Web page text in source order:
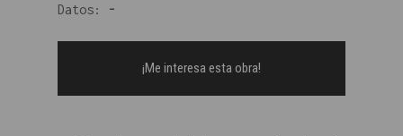
Datos:
-
¡Me interesa esta obra!